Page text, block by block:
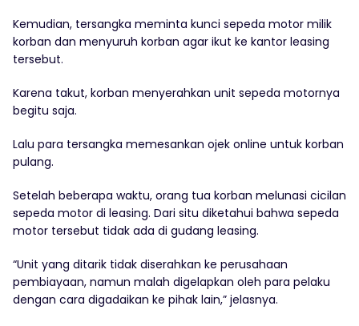
Kemudian, tersangka meminta kunci sepeda motor milik
korban dan menyuruh korban agar ikut ke kantor leasing
tersebut.
Karena takut, korban menyerahkan unit sepeda motornya
begitu saja.
Lalu para tersangka memesankan ojek online untuk korban
pulang.
Setelah beberapa waktu, orang tua korban melunasi cicilan
sepeda motor di leasing. Dari situ diketahui bahwa sepeda
motor tersebut tidak ada di gudang leasing.
“Unit yang ditarik tidak diserahkan ke perusahaan
pembiayaan, namun malah digelapkan oleh para pelaku
dengan cara digadaikan ke pihak lain,” jelasnya.